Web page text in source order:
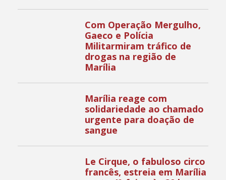
Com Operação Mergulho,
Gaeco e Polícia
Militarmiram tráfico de
drogas na região de
Marília
Marília reage com
solidariedade ao chamado
urgente para doação de
sangue
Le Cirque, o fabuloso circo
francês, estreia em Marília